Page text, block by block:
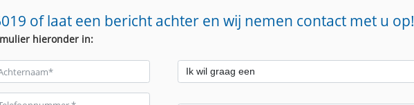
of laat een bericht achter en wij nemen contact met u op!
hieronder in: